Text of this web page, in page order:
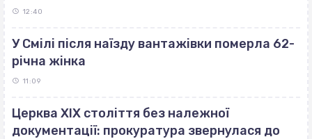
12:40
У Смілі після наїзду вантажівки померла 62-
річна жінка
11:09
Церква ХІХ століття без належної
документації: прокуратура звернулася до